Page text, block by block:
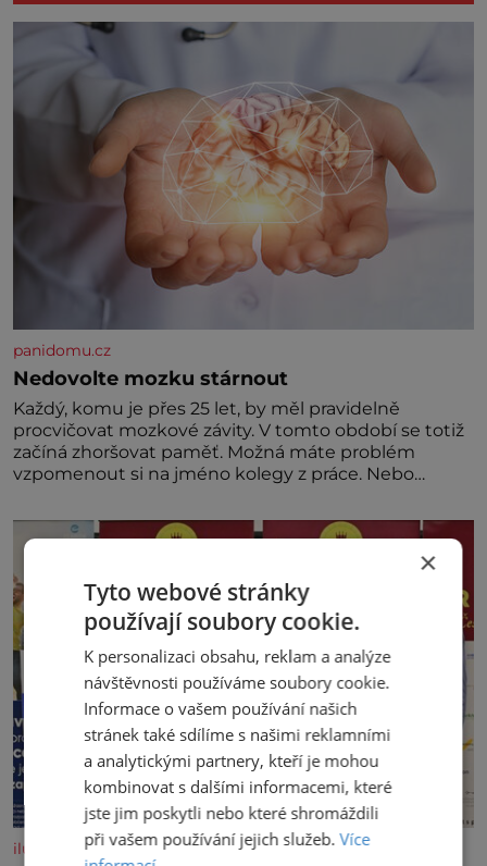
panidomu.cz
Nedovolte mozku stárnout
Každý, komu je přes 25 let, by měl pravidelně
procvičovat mozkové závity. V tomto období se totiž
začíná zhoršovat paměť. Možná máte problém
vzpomenout si na jméno kolegy z práce. Nebo
nedávno přečetli. Je to opravdu tak, s věkem jako
kdyby se paměť rozhodla stávkovat. Cvičte
iluxus.cz
×
Tyto webové stránky
používají soubory cookie.
K personalizaci obsahu, reklam a analýze
návštěvnosti používáme soubory cookie.
Informace o vašem používání našich
stránek také sdílíme s našimi reklamními
a analytickými partnery, kteří je mohou
kombinovat s dalšími informacemi, které
jste jim poskytli nebo které shromáždili
při vašem používání jejich služeb.Více